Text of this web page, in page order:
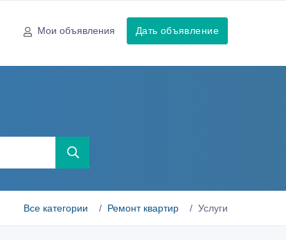
Мои объявления Дать объявление
Все категории Ремонт квартир Услуги